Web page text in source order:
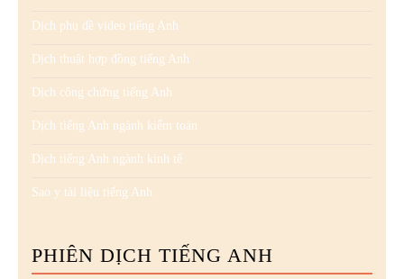
Dịch phụ đề video tiếng Anh
Dịch thuật hợp đồng tiếng Anh
Dịch công chứng tiếng Anh
Dịch tiếng Anh ngành kiểm toán
Dịch tiếng Anh ngành kinh tế
Sao y tài liệu tiếng Anh
PHIÊN DỊCH TIẾNG ANH